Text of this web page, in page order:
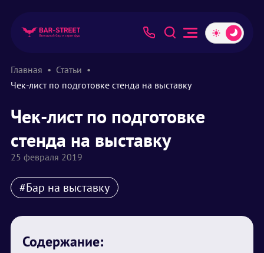
Главная
Статьи
Чек-лист по подготовке стенда на выставку
Чек-лист по подготовке
стенда на выставку
25 февраля 2019
#Бар на выставку
Содержание: